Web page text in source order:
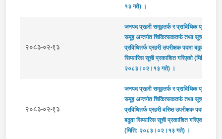
१३ गते) ।
२०८३-०२-१३
जनपद प्रहरी समूहतर्फ र प्राविधिक प्रहरी
समूह अन्तर्गत चिकित्सकतर्फ तथा सूचना
प्रविधितर्फ प्रहरी उपरीक्षक पदमा बढुवा
सिफारिस सूची प्रकाशित गरिएको (मिति:
२०८३।०२।१३ गते) ।
२०८३-०२-१३
जनपद प्रहरी समूहतर्फ र प्राविधिक प्रहरी
समूह अन्तर्गत चिकित्सकतर्फ तथा सूचना
प्रविधितर्फ प्रहरी वरिष्ठ उपरीक्षक पदमा
बढुवा सिफारिस सूची प्रकाशित गरिएको
(मिति: २०८३।०२।१३ गते) ।